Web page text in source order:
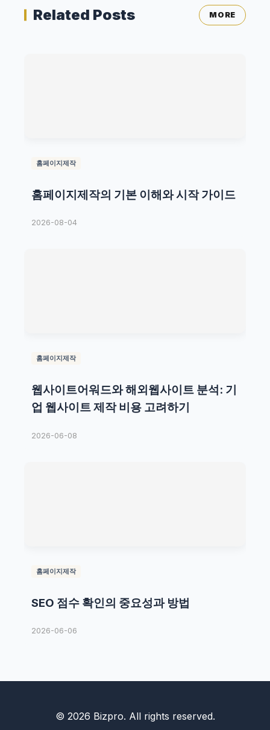
Related Posts MORE
홈페이지제작
홈페이지제작의 기본 이해와 시작 가이드
2026-08-04
홈페이지제작
웹사이트어워드와 해외웹사이트 분석: 기
업 웹사이트 제작 비용 고려하기
2026-06-08
홈페이지제작
SEO 점수 확인의 중요성과 방법
2026-06-06
© 2026 Bizpro. All rights reserved.